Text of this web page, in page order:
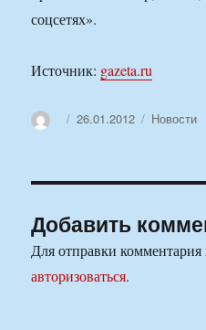
соцсетях».
Источник: gazeta.ru
АвторОпубликовано
26.01.2012 Рубрики
Новости
Добавить
Для отправки
авторизоваться.